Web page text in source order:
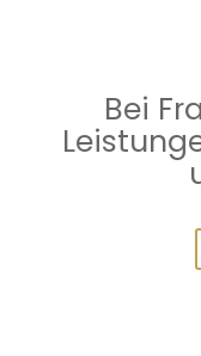
Bei